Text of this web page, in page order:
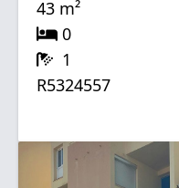
43 m²
0
1
R5324557